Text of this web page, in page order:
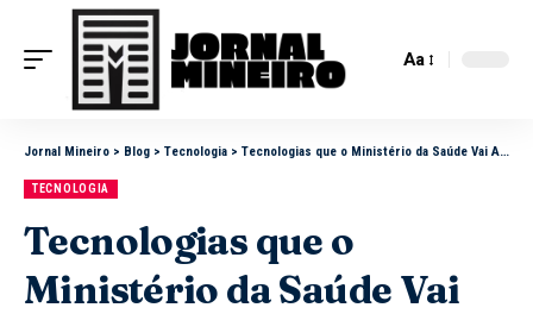
Aa
Jornal Mineiro > Blog > Tecnologia > Tecnologias que o Ministério da Saúde Vai Aplicar para o Controle da Dengue em Cidades de Minas Gerais
TECNOLOGIA
Tecnologias que o
Ministério da Saúde Vai